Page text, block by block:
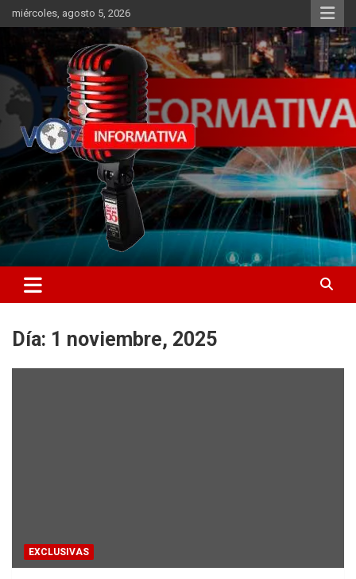
to
content
miércoles, agosto 5, 2026
ncstv.info
Libertad informativa
Día: 1 noviembre, 2025
EXCLUSIVAS